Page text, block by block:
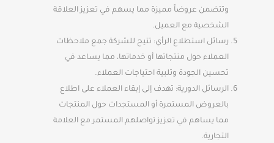
وتتضمن عروضاً مميزة مما يسهم في تعزيز العلاقة
الشخصية مع العميل.
رسائل استطلاع الرأي: تتيح للشركة جمع ملاحظات
العملاء حول منتجاتها أو خدماتها، مما يساعد في
تحسين الجودة وتلبية احتياجات العملاء.
الرسائل الدورية: تهدف إلى إبقاء العملاء على اطلاع
بالعروض المستمرة أو المستجدات حول المنتجات
مما يساهم في تعزيز تواصلهم المستمر مع العلامة
التجارية.